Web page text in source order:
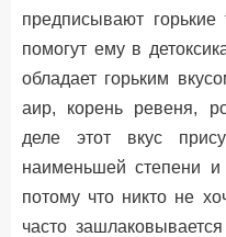
предписывают
помогут ему в
обладает горьким
аир, корень ревеня,
деле этот вкус
наименьшей степени
потому что никто не
часто